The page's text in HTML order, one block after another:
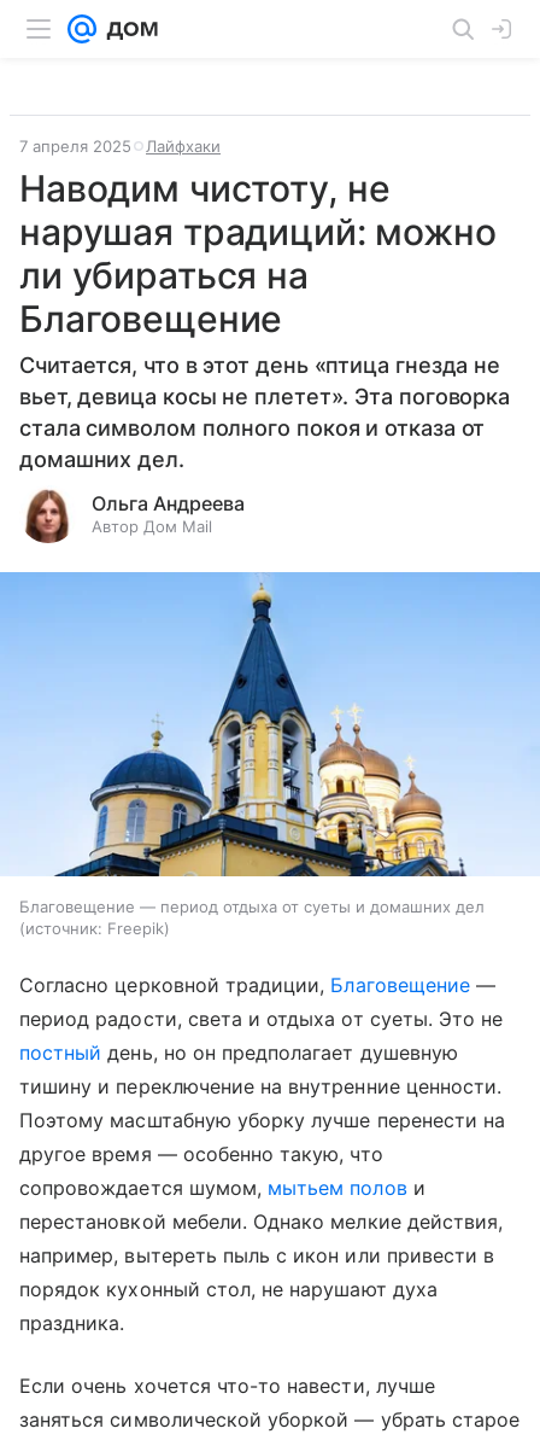
7 апреля 2025 Лайфхаки
Наводим чистоту, не
нарушая традиций: можно
ли убираться на
Благовещение
Считается, что в этот день «птица гнезда не
вьет, девица косы не плетет». Эта поговорка
стала символом полного покоя и отказа от
домашних дел.
Ольга Андреева
Автор Дом Mail
Благовещение — период отдыха от суеты и домашних дел
источник: Freepik
Согласно церковной традиции, Благовещение—
период радости, света и отдыха от суеты. Это не
постный день, но он предполагает душевную
тишину и переключение на внутренние ценности.
Поэтому масштабную уборку лучше перенести на
другое время — особенно такую, что
сопровождается шумом, мытьем полови
перестановкой мебели. Однако мелкие действия,
например, вытереть пыль с икон или привести в
порядок кухонный стол, не нарушают духа
праздника.
Если очень хочется что-то навести, лучше
заняться символической уборкой — убрать старое